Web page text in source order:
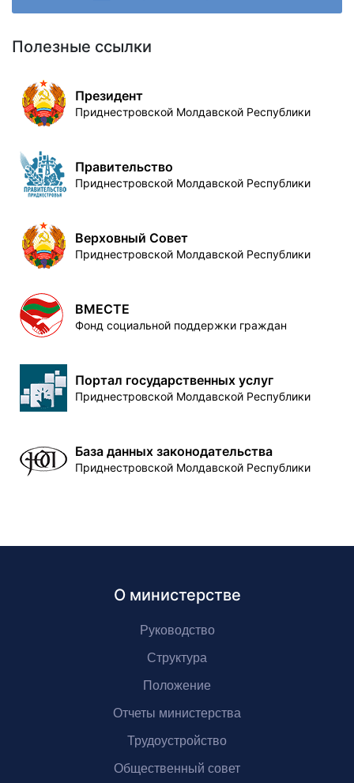
Полезные ссылки
Президент
Приднестровской Молдавской Республики
Правительство
Приднестровской Молдавской Республики
Верховный Совет
Приднестровской Молдавской Республики
ВМЕСТЕ
Фонд социальной поддержки граждан
Портал государственных услуг
Приднестровской Молдавской Республики
База данных законодательства
Приднестровской Молдавской Республики
О министерстве
Руководство
Структура
Положение
Отчеты министерства
Трудоустройство
Общественный совет